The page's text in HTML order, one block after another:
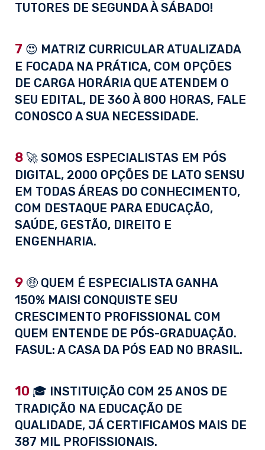
TUTORES DE SEGUNDA À SÁBADO!
7 😍 MATRIZ CURRICULAR ATUALIZADA
E FOCADA NA PRÁTICA, COM OPÇÕES
DE CARGA HORÁRIA QUE ATENDEM O
SEU EDITAL, DE 360 À 800 HORAS, FALE
CONOSCO A SUA NECESSIDADE.
8 🚀 SOMOS ESPECIALISTAS EM PÓS
DIGITAL, 2000 OPÇÕES DE LATO SENSU
EM TODAS ÁREAS DO CONHECIMENTO,
COM DESTAQUE PARA EDUCAÇÃO,
SAÚDE, GESTÃO, DIREITO E
ENGENHARIA.
9 🤑 QUEM É ESPECIALISTA GANHA
150% MAIS! CONQUISTE SEU
CRESCIMENTO PROFISSIONAL COM
QUEM ENTENDE DE PÓS-GRADUAÇÃO.
FASUL: A CASA DA PÓS EAD NO BRASIL.
10 🎓 INSTITUIÇÃO COM 25 ANOS DE
TRADIÇÃO NA EDUCAÇÃO DE
QUALIDADE, JÁ CERTIFICAMOS MAIS DE
387 MIL PROFISSIONAIS.